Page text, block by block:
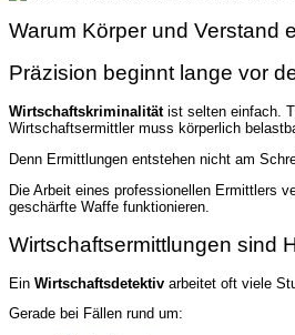
Warum Körper und Verstand
Präzision beginnt lange vor
Wirtschaftskriminalitätist selten einfach.
Wirtschaftsermittler muss körperlich
Denn Ermittlungen entstehen nicht am
Die Arbeit eines professionellen Ermittlers
geschärfte Waffe funktionieren.
Wirtschaftsermittlungen sind
Ein Wirtschaftsdetektiv arbeitet oft viele
Gerade bei Fällen rund um: